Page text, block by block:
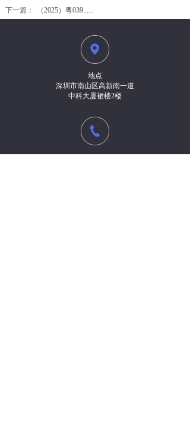
下一篇：
（2025）粤039......
地点
深圳市南山区高新南一道
中科大厦裙楼2楼